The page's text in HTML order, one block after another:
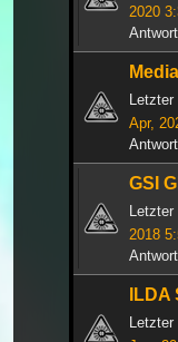
2020
Apr,
GSI
2018